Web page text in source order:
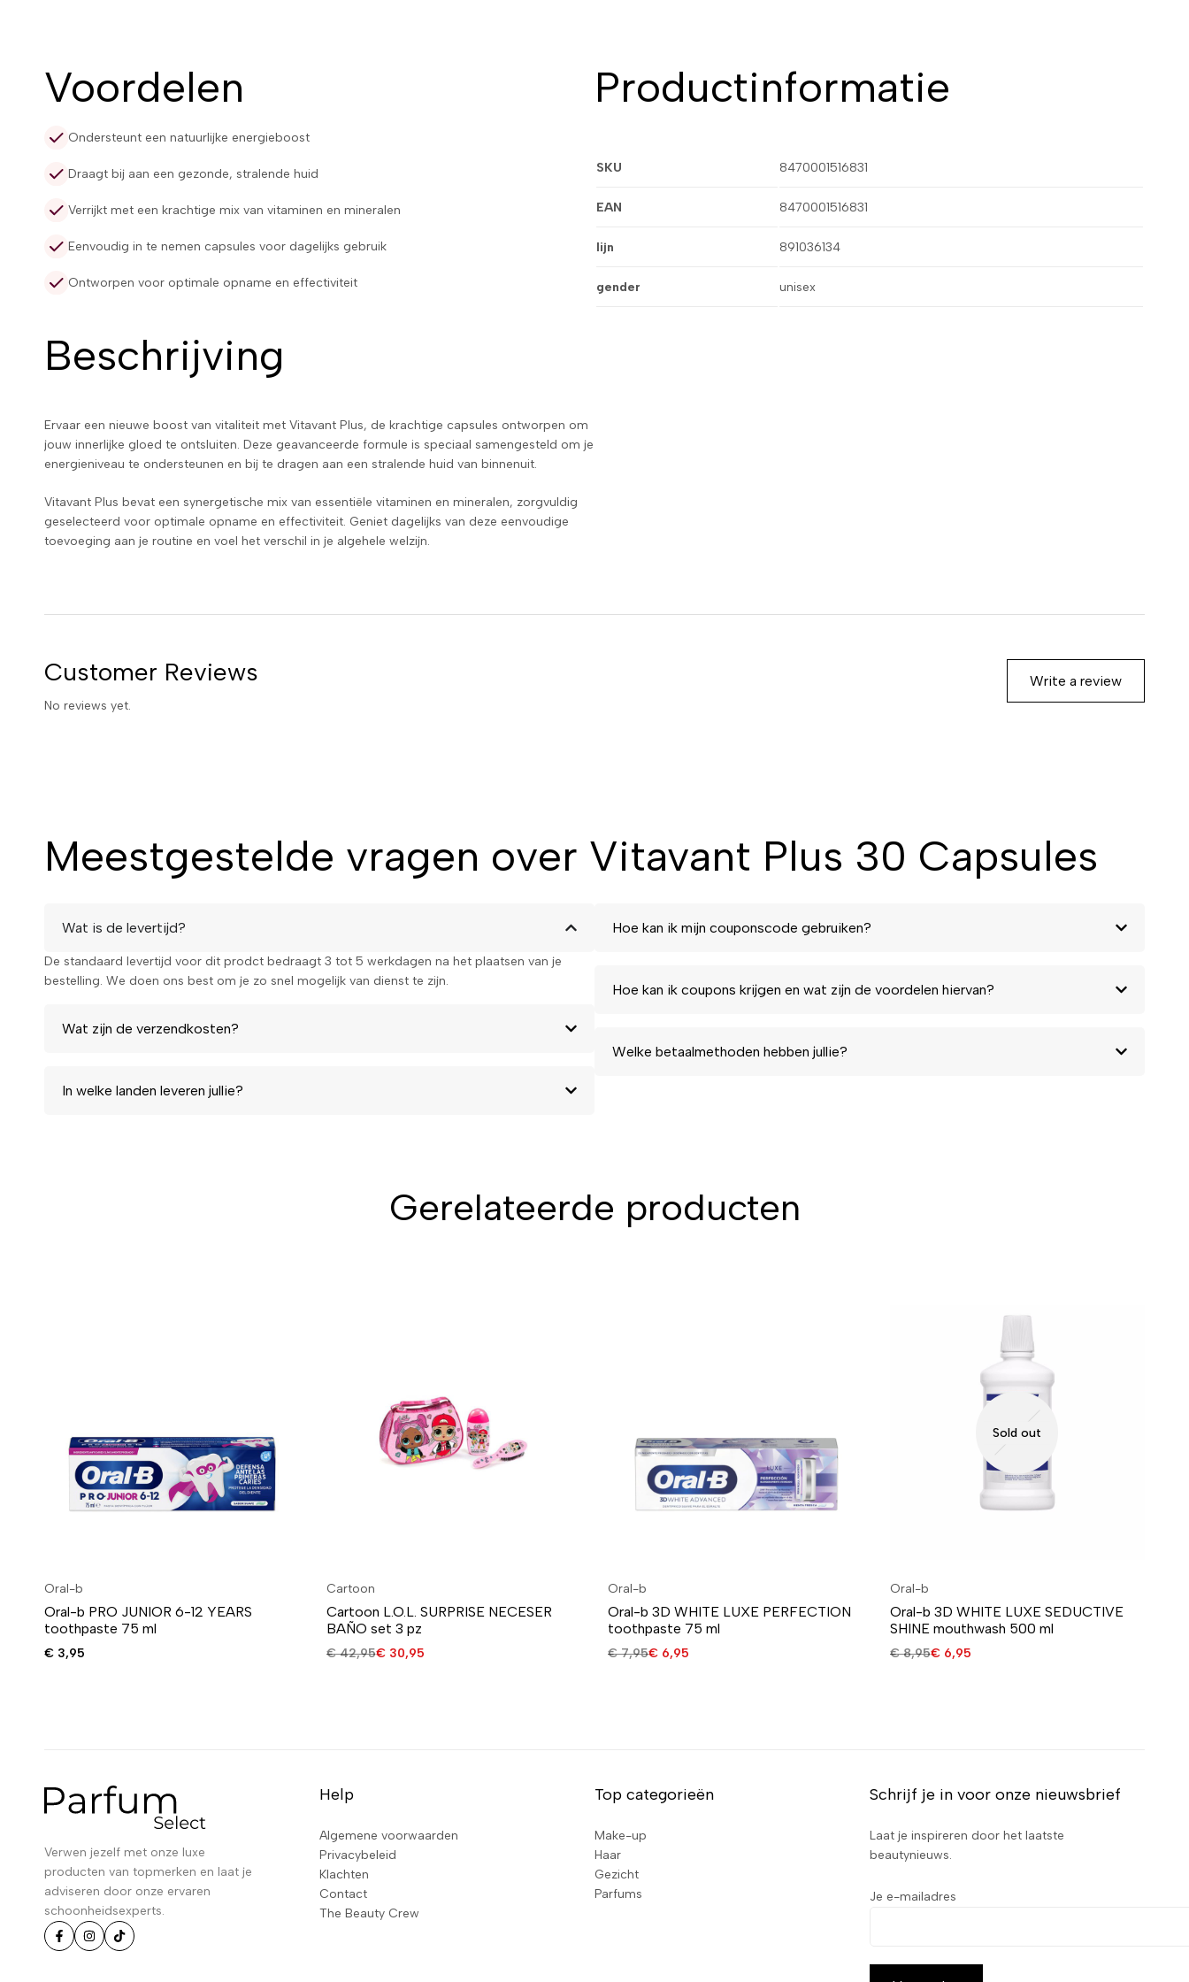
Voordelen
Ondersteunt een natuurlijke energieboost
Draagt bij aan een gezonde, stralende huid
Verrijkt met een krachtige mix van vitaminen en mineralen
Eenvoudig in te nemen capsules voor dagelijks gebruik
Ontworpen voor optimale opname en effectiviteit
Beschrijving
Ervaar een nieuwe boost van vitaliteit met Vitavant Plus, de krachtige capsules ontworpen om
jouw innerlijke gloed te ontsluiten. Deze geavanceerde formule is speciaal samengesteld om je
energieniveau te ondersteunen en bij te dragen aan een stralende huid van binnenuit.
Vitavant Plus bevat een synergetische mix van essentiële vitaminen en mineralen, zorgvuldig
geselecteerd voor optimale opname en effectiviteit. Geniet dagelijks van deze eenvoudige
toevoeging aan je routine en voel het verschil in je algehele welzijn.
Productinformatie
SKU 8470001516831
EAN 8470001516831
lijn 891036134
gender unisex
Customer Reviews
No reviews yet.
Write a review
Meestgestelde vragen over Vitavant Plus 30 Capsules
Wat is de levertijd?
De standaard levertijd voor dit prodct bedraagt 3 tot 5 werkdagen na het plaatsen van je
bestelling. We doen ons best om je zo snel mogelijk van dienst te zijn.
Wat zijn de verzendkosten?
In welke landen leveren jullie?
Hoe kan ik mijn couponscode gebruiken?
Hoe kan ik coupons krijgen en wat zijn de voordelen hiervan?
Welke betaalmethoden hebben jullie?
Gerelateerde producten
Oral-b
Oral-b PRO JUNIOR 6-12 YEARS
toothpaste 75 ml
€ 3,95
Cartoon
Cartoon L.O.L. SURPRISE NECESER
BAÑO set 3 pz
€42,95€30,95
Oral-b
Oral-b 3D WHITE LUXE PERFECTION
toothpaste 75 ml
€7,95€ 6,95
Sold out
Oral-b
Oral-b 3D WHITE LUXE SEDUCTIVE
SHINE mouthwash 500 ml
€8,95€6,95
Verwen jezelf met onze luxe
producten van topmerken en laat je
adviseren door onze ervaren
schoonheidsexperts.
Help
Algemene voorwaarden
Privacybeleid
Klachten
Contact
The Beauty Crew
Top categorieën
Make-up
Haar
Gezicht
Parfums
Schrijf je in voor onze nieuwsbrief
Laat je inspireren door het laatste
beautynieuws.
Je e-mailadres